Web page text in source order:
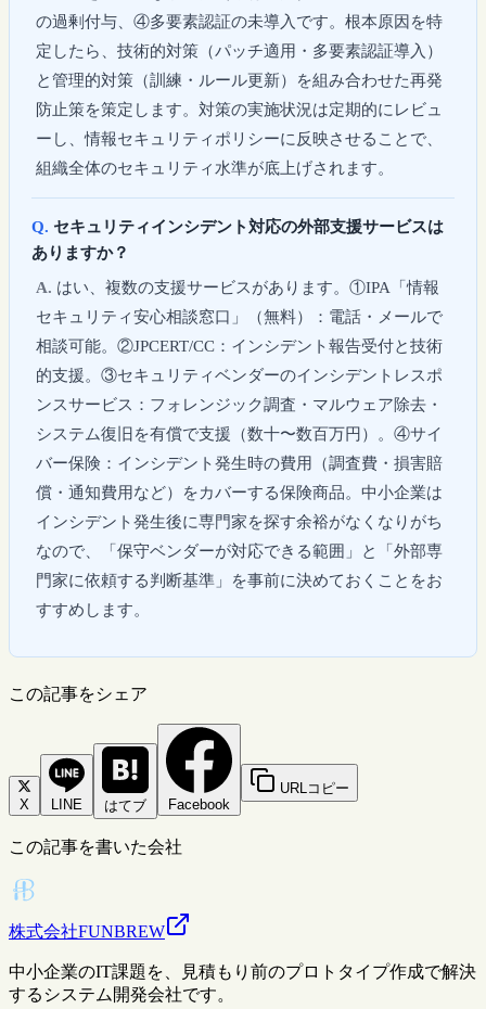
の過剰付与、④多要素認証の未導入です。根本原因を特
定したら、技術的対策（パッチ適用・多要素認証導入）
と管理的対策（訓練・ルール更新）を組み合わせた再発
防止策を策定します。対策の実施状況は定期的にレビュ
ーし、情報セキュリティポリシーに反映させることで、
組織全体のセキュリティ水準が底上げされます。
セキュリティインシデント対応の外部支援サービスは
ありますか？
はい、複数の支援サービスがあります。①IPA「情報
セキュリティ安心相談窓口」（無料）：電話・メールで
相談可能。②JPCERT/CC：インシデント報告受付と技術
的支援。③セキュリティベンダーのインシデントレスポ
ンスサービス：フォレンジック調査・マルウェア除去・
システム復旧を有償で支援（数十〜数百万円）。④サイ
バー保険：インシデント発生時の費用（調査費・損害賠
償・通知費用など）をカバーする保険商品。中小企業は
インシデント発生後に専門家を探す余裕がなくなりがち
なので、「保守ベンダーが対応できる範囲」と「外部専
門家に依頼する判断基準」を事前に決めておくことをお
すすめします。
この記事をシェア
X LINE はてブ Facebook
URLコピー
この記事を書いた会社
株式会社FUNBREW
中小企業のIT課題を、見積もり前のプロトタイプ作成で解決
するシステム開発会社です。